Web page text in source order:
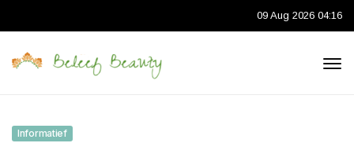
09 Aug 2026 04:16
Informatief